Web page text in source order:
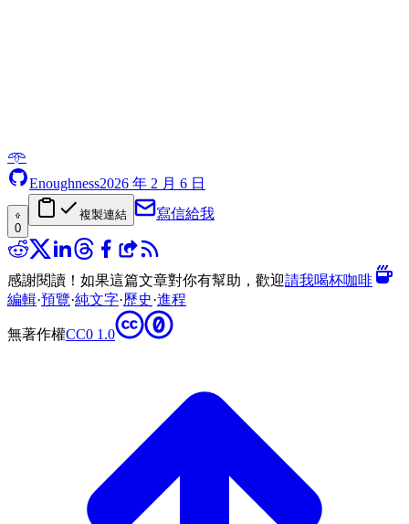
𖥸
Enoughness2026 年 2 月 6 日
0
複製連結 寫信給我
感謝閱讀！如果這篇文章對你有幫助，歡迎請我喝杯咖啡
編輯·預覽·純文字·歷史·進程
無著作權CC0 1.0